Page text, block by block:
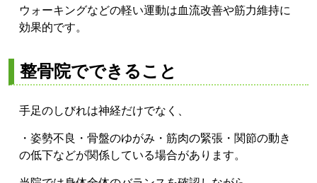
ウォーキングなどの軽い運動は血流改善や筋力維持に
効果的です。
整骨院でできること
手足のしびれは神経だけでなく、
・姿勢不良 ・骨盤のゆがみ ・筋肉の緊張 ・関節の動き
の低下などが関係している場合があります。